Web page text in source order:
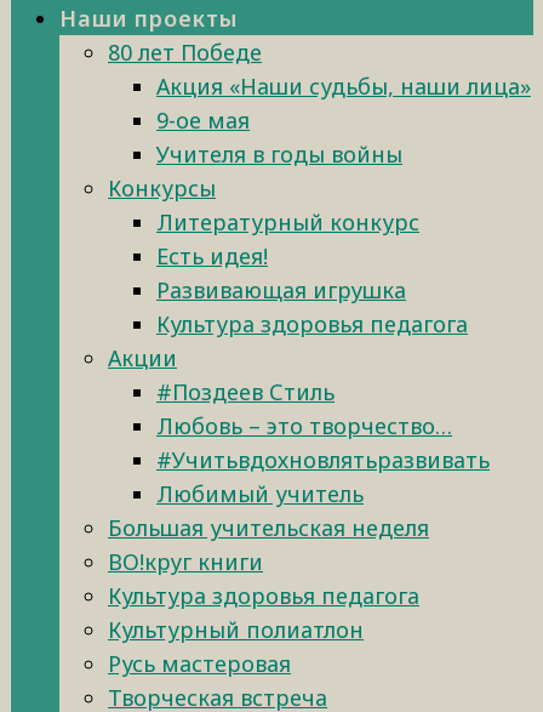
Наши проекты
80 лет Победе
Акция «Наши судьбы, наши лица»
9-ое мая
Учителя в годы войны
Конкурсы
Литературный конкурс
Есть идея!
Развивающая игрушка
Культура здоровья педагога
Акции
#Поздеев Стиль
Любовь – это творчество…
#Учитьвдохновлятьразвивать
Любимый учитель
Большая учительская неделя
ВО!круг книги
Культура здоровья педагога
Культурный полиатлон
Русь мастеровая
Творческая встреча